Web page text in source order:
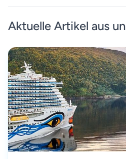
Aktuelle Artikel aus